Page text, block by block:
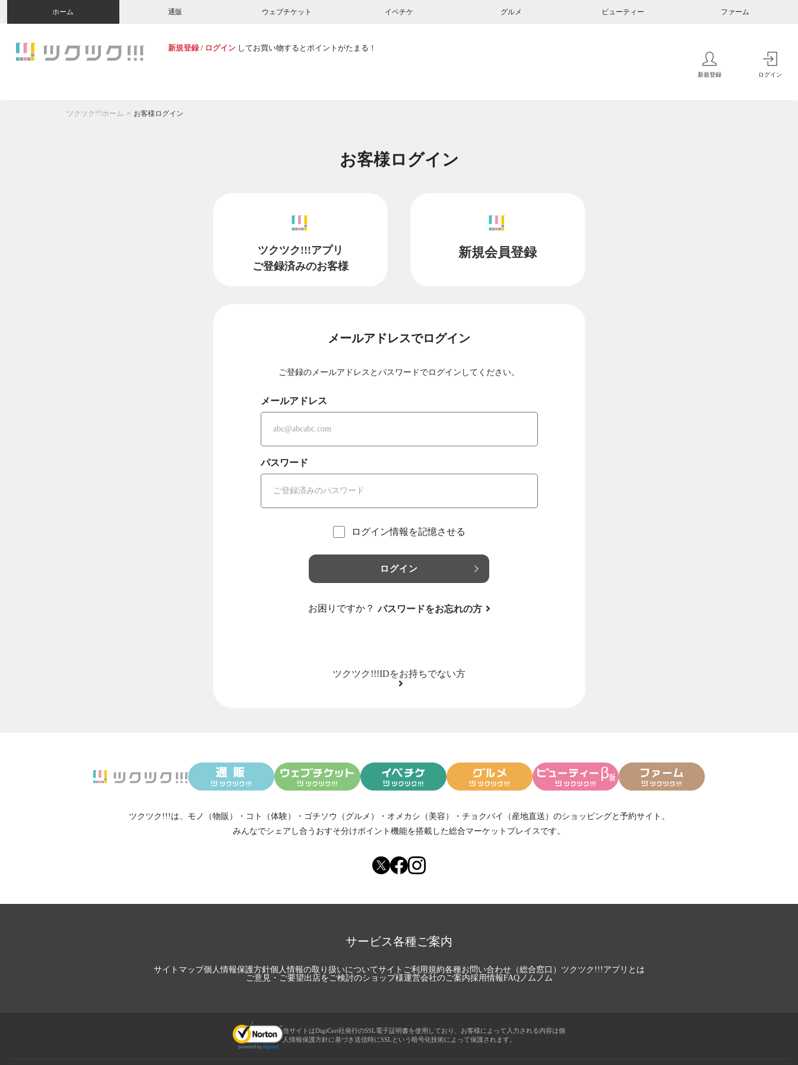
ホーム 通販 ウェブチケット イベチケ グルメ ビューティー ファーム
新規登録 / ログイン してお買い物するとポイントがたまる！
新規登録 ログイン
ツクツク!!!ホーム お客様ログイン
お客様ログイン
ツクツク!!!アプリ
ご登録済みのお客様
新規会員登録
メールアドレスでログイン
ご登録のメールアドレスとパスワードでログインしてください。
メールアドレス
パスワード
ログイン情報を記憶させる
ログイン
お困りですか？ パスワードをお忘れの方
ツクツク!!!IDをお持ちでない方
ツクツク!!!は、 モノ（物販） ・ コト（体験） ・ ゴチソウ（グルメ） ・ オメカシ（美容） ・ チョクバイ（産地直送） のショッピングと予約サイト。
みんなでシェアし合う おすそ分けポイント機能を搭載した総合マーケットプレイスです。
サービス各種ご案内
サイトマップ個人情報保護方針個人情報の取り扱いについてサイトご利用規約各種お問い合わせ（総合窓口） ツクツク!!!アプリとは
ご意見・ご要望出店をご検討のショップ様運営会社のご案内採用情報FAQノムノム
当サイトはDigiCert社発行のSSL電子証明書を使用しており、お客様によって入力される内容は個
人情報保護方針に基づき送信時にSSLという暗号化技術によって保護されます。